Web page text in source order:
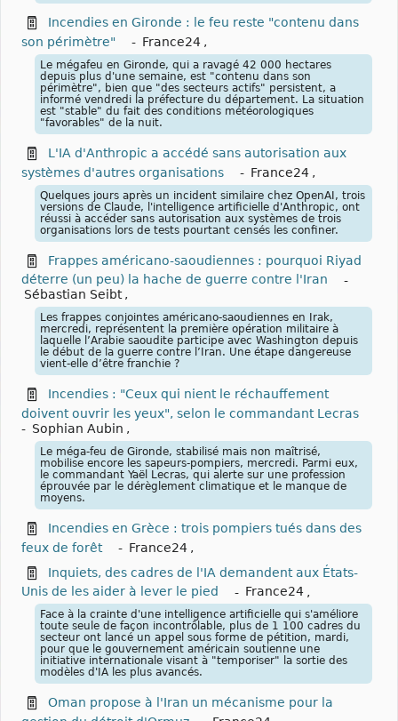
Incendies en Gironde : le feu reste "contenu dans
son périmètre"
- France24 ,
Le mégafeu en Gironde, qui a ravagé 42 000 hectares
depuis plus d'une semaine, est "contenu dans son
périmètre", bien que "des secteurs actifs" persistent, a
informé vendredi la préfecture du département. La situation
est "stable" du fait des conditions météorologiques
"favorables" de la nuit.
L'IA d'Anthropic a accédé sans autorisation aux
systèmes d'autres organisations
- France24 ,
Quelques jours après un incident similaire chez OpenAI, trois
versions de Claude, l'intelligence artificielle d'Anthropic, ont
réussi à accéder sans autorisation aux systèmes de trois
organisations lors de tests pourtant censés les confiner.
Frappes américano-saoudiennes : pourquoi Riyad
déterre (un peu) la hache de guerre contre l'Iran
-
Sébastian Seibt ,
Les frappes conjointes américano-saoudiennes en Irak,
mercredi, représentent la première opération militaire à
laquelle l’Arabie saoudite participe avec Washington depuis
le début de la guerre contre l’Iran. Une étape dangereuse
vient-elle d’être franchie ?
Incendies : "Ceux qui nient le réchauffement
doivent ouvrir les yeux", selon le commandant Lecras
- Sophian Aubin ,
Le méga-feu de Gironde, stabilisé mais non maîtrisé,
mobilise encore les sapeurs-pompiers, mercredi. Parmi eux,
le commandant Yaël Lecras, qui alerte sur une profession
éprouvée par le dérèglement climatique et le manque de
moyens.
Incendies en Grèce : trois pompiers tués dans des
feux de forêt
- France24 ,
Inquiets, des cadres de l'IA demandent aux États-
Unis de les aider à lever le pied
- France24 ,
Face à la crainte d'une intelligence artificielle qui s'améliore
toute seule de façon incontrôlable, plus de 1 100 cadres du
secteur ont lancé un appel sous forme de pétition, mardi,
pour que le gouvernement américain soutienne une
initiative internationale visant à "temporiser" la sortie des
modèles d'IA les plus avancés.
Oman propose à l'Iran un mécanisme pour la